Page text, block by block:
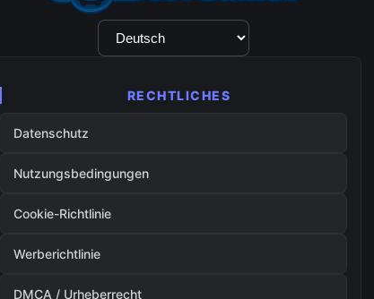
Sprachauswahl
RECHTLICHES
Datenschutz
Nutzungsbedingungen
Cookie-Richtlinie
Werberichtlinie
DMCA / Urheberrecht